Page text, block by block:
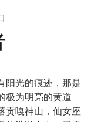
阳光的痕迹，那是
极为明亮的黄道
贡嘎神山，仙女座